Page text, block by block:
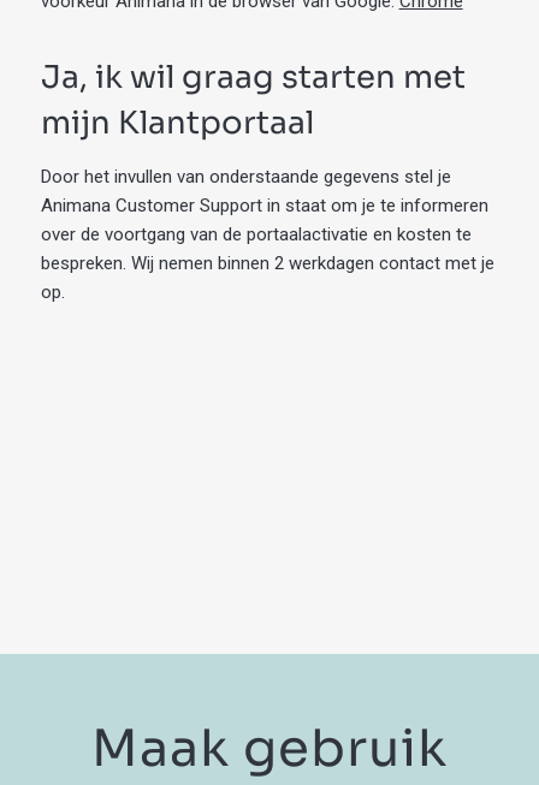
Ja, ik wil graag starten met
mijn Klantportaal
Door het invullen van onderstaande gegevens stel je
Animana Customer Support in staat om je te informeren
over de voortgang van de portaalactivatie en kosten te
bespreken. Wij nemen binnen 2 werkdagen contact met je
op.
Maak gebruik